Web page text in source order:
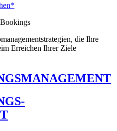
die Ihre
Erreichen Ihrer Ziele